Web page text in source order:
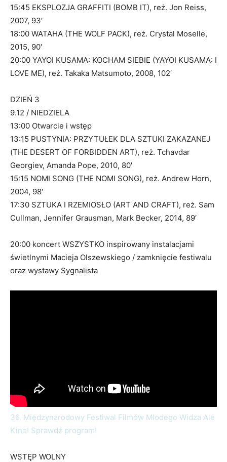
15:45 EKSPLOZJA GRAFFITI (BOMB IT), reż. Jon Reiss,
2007, 93′
18:00 WATAHA (THE WOLF PACK), reż. Crystal Moselle,
2015, 90′
20:00 YAYOI KUSAMA: KOCHAM SIEBIE (YAYOI KUSAMA: I
LOVE ME), reż. Takaka Matsumoto, 2008, 102′
DZIEŃ 3
9.12 / NIEDZIELA
13:00 Otwarcie i wstęp
13:15 PUSTYNIA: PRZYTUŁEK DLA SZTUKI ZAKAZANEJ
(THE DESERT OF FORBIDDEN ART), reż. Tchavdar
Georgiev, Amanda Pope, 2010, 80′
15:15 NOMI SONG (THE NOMI SONG), reż. Andrew Horn,
2004, 98′
17:30 SZTUKA I RZEMIOSŁO (ART AND CRAFT), reż. Sam
Cullman, Jennifer Grausman, Mark Becker, 2014, 89′
20:00 koncert WSZYSTKO inspirowany instalacjami
świetlnymi Macieja Olszewskiego / zamknięcie festiwalu
oraz wystawy Sygnalista
36. Międzynarodowy Festiwal Filmów Młodego Widza Ale
Kino! Sprawdź program!
WSTĘP WOLNY